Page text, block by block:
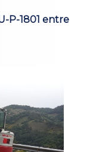
P-1801 entre